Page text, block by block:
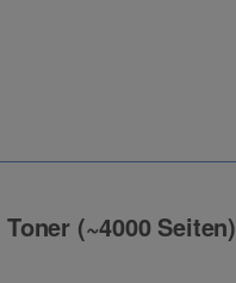
(~4000 Seiten)